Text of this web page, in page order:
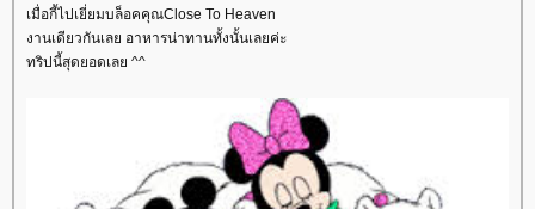
เมื่อกี้ไปเยี่ยมบล็อคคุณClose To Heaven
งานเดียวกันเลย อาหารน่าทานทั้งนั้นเลยค่ะ
ทริปนี้สุดยอดเลย ^^